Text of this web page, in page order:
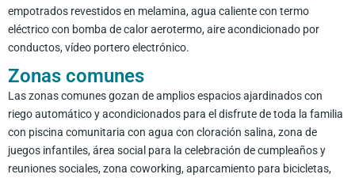
empotrados revestidos en melamina, agua caliente con termo
eléctrico con bomba de calor aerotermo, aire acondicionado por
conductos, vídeo portero electrónico.
Zonas comunes
Las zonas comunes gozan de amplios espacios ajardinados con
riego automático y acondicionados para el disfrute de toda la familia
con piscina comunitaria con agua con cloración salina, zona de
juegos infantiles, área social para la celebración de cumpleaños y
reuniones sociales, zona coworking, aparcamiento para bicicletas,